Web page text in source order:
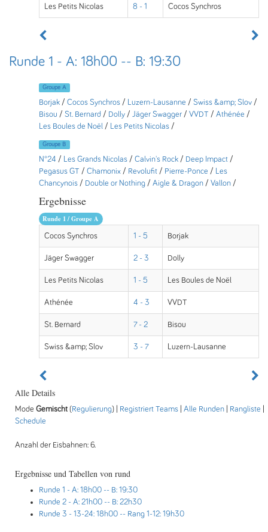
Les Petits Nicolas 8 - 1 Cocos Synchros
Runde 1 - A: 18h00 -- B: 19:30
Groupe A
Borjak / Cocos Synchros / Luzern-Lausanne / Swiss &amp; Slov /
Bisou / St. Bernard / Dolly / Jäger Swagger / VVDT / Athénée /
Les Boules de Noël / Les Petits Nicolas /
Groupe B
N°24 / Les Grands Nicolas / Calvin's Rock / Deep Impact /
Pegasus GT / Chamonix / Revolufit / Pierre-Ponce / Les
Chancynois / Double or Nothing / Aigle & Dragon / Vallon /
Ergebnisse
Runde 1 / Groupe A
Cocos Synchros 1 - 5 Borjak
Jäger Swagger 2 - 3 Dolly
Les Petits Nicolas 1 - 5 Les Boules de Noël
Athénée 4 - 3 VVDT
St. Bernard 7 - 2 Bisou
Swiss &amp; Slov 3 - 7 Luzern-Lausanne
Alle Details
Mode Gemischt (Regulierung) | Registriert Teams Alle Runden Rangliste
Schedule
Anzahl der Eisbahnen: 6.
Ergebnisse und Tabellen von rund
Runde 1 - A: 18h00 -- B: 19:30
Runde 2 - A: 21h00 -- B: 22h30
Runde 3 - 13-24: 18h00 -- Rang 1-12: 19h30